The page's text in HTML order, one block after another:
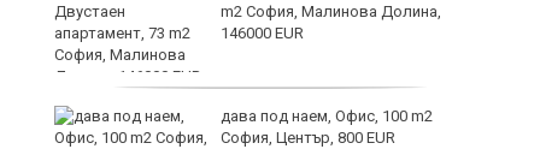
m2 София, Малинова Долина,
146000 EUR
дава под наем, Офис, 100 m2
София, Център, 800 EUR